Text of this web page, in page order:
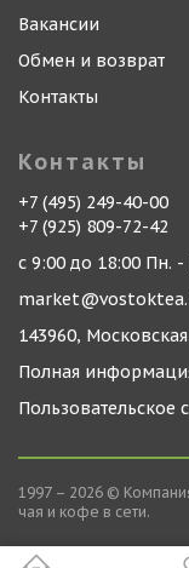
Вакансии
Обмен и возврат
Контакты
Контакты
+7 (495) 249-40-00
+7 (925) 809-72-42
с 9:00 до 18:00 Пн. -
143960,
Полная
Пользовательское
1997 – 2026 ©
чая и кофе в сети.